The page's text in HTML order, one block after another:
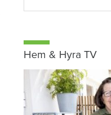
Hem & Hyra TV